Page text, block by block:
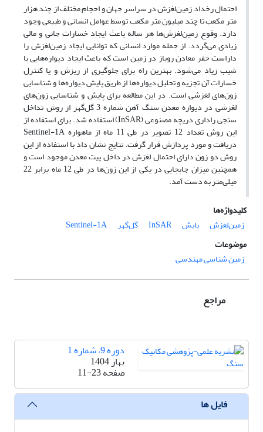
احتمال رخداد زمین‌لغزش در سراسر جهان و احجام مختلف از چند هزار
متر مکعب تا چند میلیون متر مکعب توسط عوامل انسانی و طبیعی وجود
دارد. وقوع زمین‌لغزش‌ها هر ساله باعث ایجاد خسارات جانی و مالی
زیادی می‌گردد. از جمله موارد انسانی که توانایی ایجاد زمین‌لغزش را
داراست حفر معادن روباز در زمین است که باعث ایجاد دیواره‌هایی با
شیب زیاد می‌شود. بهترین راه برای جلوگیری از ریزش و یا کنترل
خسارات آن تجزیه و تحلیل دیواره‌ها از طریق پایش دیواره‌ها و شناسایی
زون‌های لغزشی است. در این مطالعه برای پایش و شناسایی زون‌های
لغزشی در دیواره معدن سنگ آهن شماره 3 گل‌گهر از روش تداخل
سنجی راداری دریچه مصنوعی (InSAR) استفاده شد. برای استفاده از
این روش تعداد 12 تصویر در طی 11 ماه از ماهواره Sentinel-1A
دریافت و مورد پردازش قرار گرفت. نتایج نشان داد با استفاده از این
روش دو زون دارای احتمال لغزش در داخل پیت معدن موجود است و
همچنین میزان جابجایی در یکی از این زون‌ها در طی 12 ماه برابر 22
میلی‌متر به دست آمد.
کلیدواژه‌ها
زمین‌لغزش
پایش InSAR گل‌گهر
Sentinel-1A
موضوعات
زمین شناسی مهندسی
مراجع
دوره 9، شماره 1
بهار 1404
صفحه11-23
فایل ها